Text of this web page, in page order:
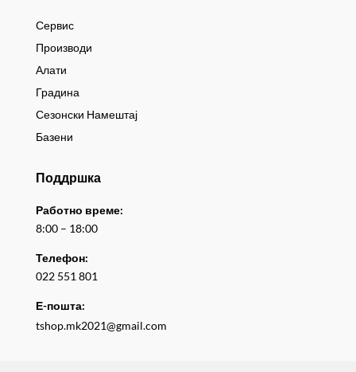
Сервис
Производи
Алати
Градина
Сезонски Намештај
Базени
Поддршка
Работно време:
8:00 – 18:00
Телефон:
022 551 801
Е-пошта:
tshop.mk2021@gmail.com